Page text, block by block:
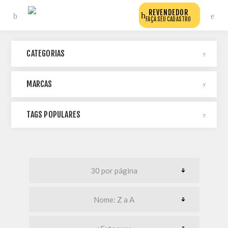
REVENDEDOR
FAÇA SEU CADASTRO
CATEGORIAS
MARCAS
TAGS POPULARES